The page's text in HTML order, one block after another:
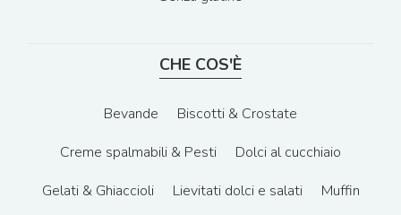
CHE COS'È
Bevande
Biscotti & Crostate
Creme spalmabili & Pesti
Dolci al cucchiaio
Gelati & Ghiaccioli
Lievitati dolci e salati
Muffin